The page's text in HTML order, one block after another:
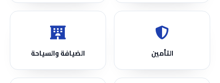
التأمين الضيافة والسياحة